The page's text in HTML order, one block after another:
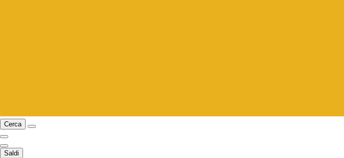
Cerca
Saldi